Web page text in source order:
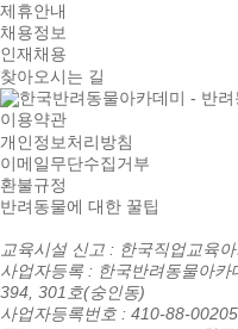
제휴안내
채용정보
인재채용
찾아오시는 길
이용약관
개인정보처리방침
이메일무단수집거부
환불규정
반려동물에 대한 꿀팁
교육시설 신고 : 한국직업교육
사업자등록 : 한국반려동물아카
394, 301호(숭인동)
사업자등록번호 : 410-88-00205